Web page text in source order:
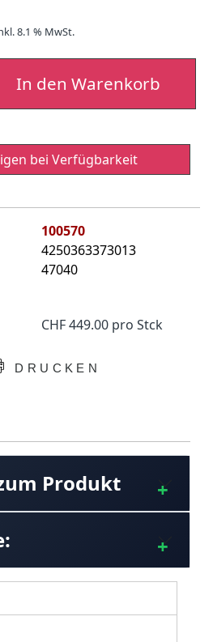
8.1 % MwSt.
In den Warenkorb
bei Verfügbarkeit
100570
4250363373013
47040
CHF 449.00 pro Stck
DRUCKEN
Produkt